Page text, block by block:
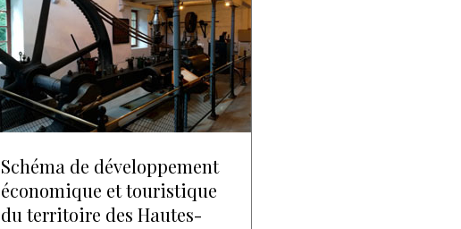
Schéma de développement
économique et touristique
du territoire des Hautes-